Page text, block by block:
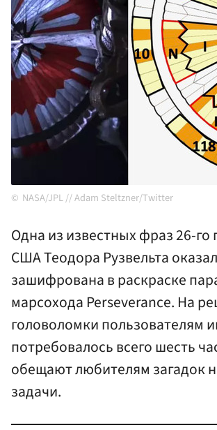
NASA/JPL // Adam Steltzner/Twitter
Одна из известных фраз 26-го
США Теодора Рузвельта
зашифрована в раскраске
марсохода Perseverance. На
головоломки пользователям
потребовалось всего шесть
обещают любителям загадок
задачи.